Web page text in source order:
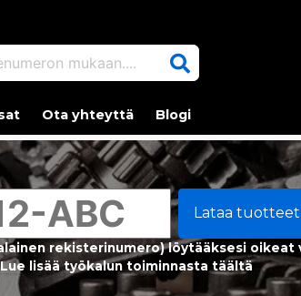
mukaan....
Ota yhteyttä Blogi
Lataa tuotteet
rekisterinumero) löytääksesi oikeat
lisää työkalun toiminnasta täältä